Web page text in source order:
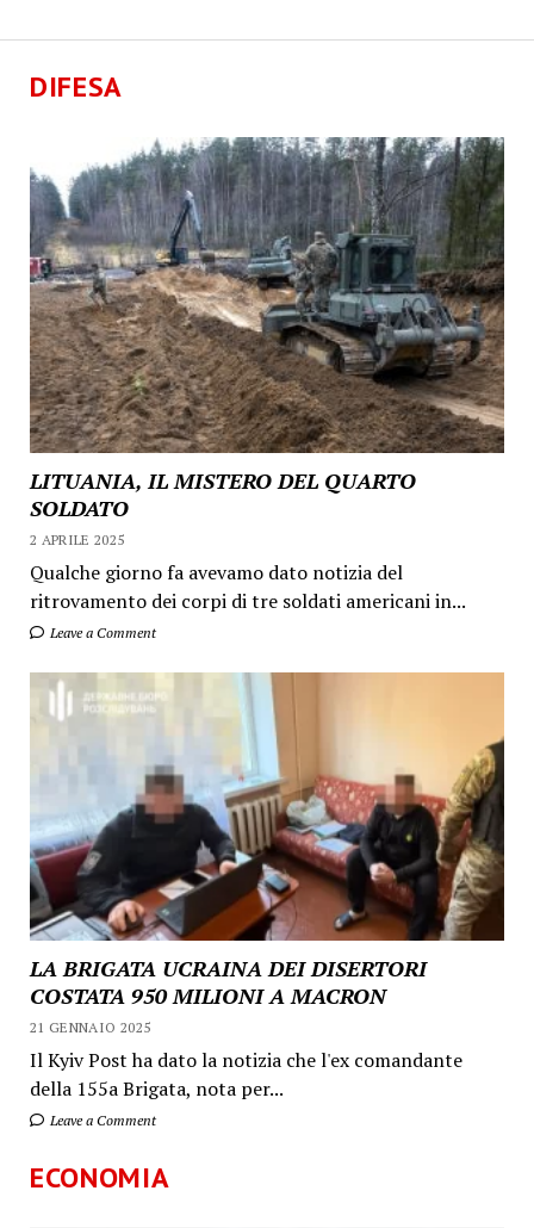
DIFESA
LITUANIA, IL MISTERO DEL QUARTO
SOLDATO
2 APRILE 2025
Qualche giorno fa avevamo dato notizia del
ritrovamento dei corpi di tre soldati americani in...
Leave a Comment
LA BRIGATA UCRAINA DEI DISERTORI
COSTATA 950 MILIONI A MACRON
21 GENNAIO 2025
Il Kyiv Post ha dato la notizia che l'ex comandante
della 155a Brigata, nota per...
Leave a Comment
ECONOMIA